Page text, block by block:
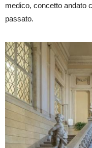
medico, concetto andato
passato.